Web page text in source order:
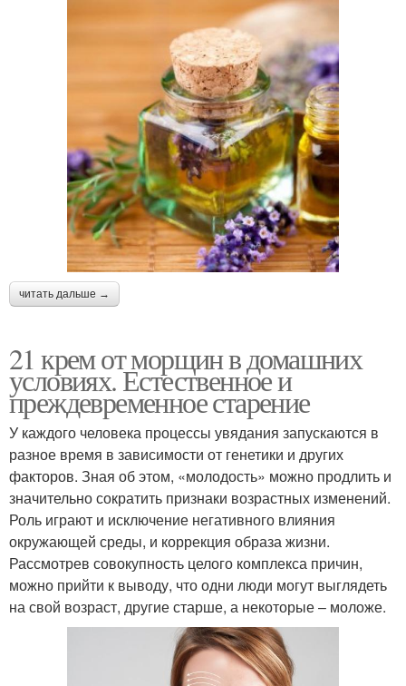
читать дальше →
21 крем от морщин в домашних
условиях. Естественное и
преждевременное старение
У каждого человека процессы увядания запускаются в
разное время в зависимости от генетики и других
факторов. Зная об этом, «молодость» можно продлить и
значительно сократить признаки возрастных изменений.
Роль играют и исключение негативного влияния
окружающей среды, и коррекция образа жизни.
Рассмотрев совокупность целого комплекса причин,
можно прийти к выводу, что одни люди могут выглядеть
на свой возраст, другие старше, а некоторые – моложе.